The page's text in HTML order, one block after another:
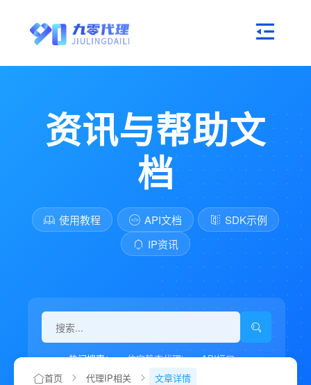
资讯与帮助文
档
使用教程 API文档
SDK示例
IP资讯
热门搜索： 住宅静态代理ip
API接口
代理IP如何设置
首页 代理IP相关 文章详情